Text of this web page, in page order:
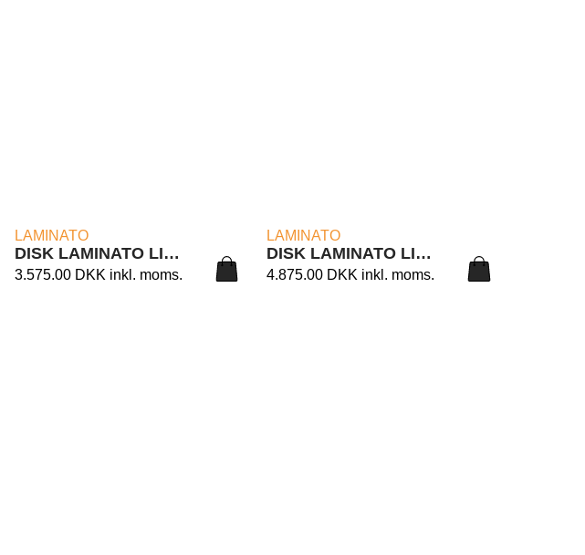
LAMINATO
DISK LAMINATO LIGHT 8/90
3.575.00 DKK inkl. moms.
LAMINATO
DISK LAMINATO LIGHT 8/90T
4.875.00 DKK inkl. moms.